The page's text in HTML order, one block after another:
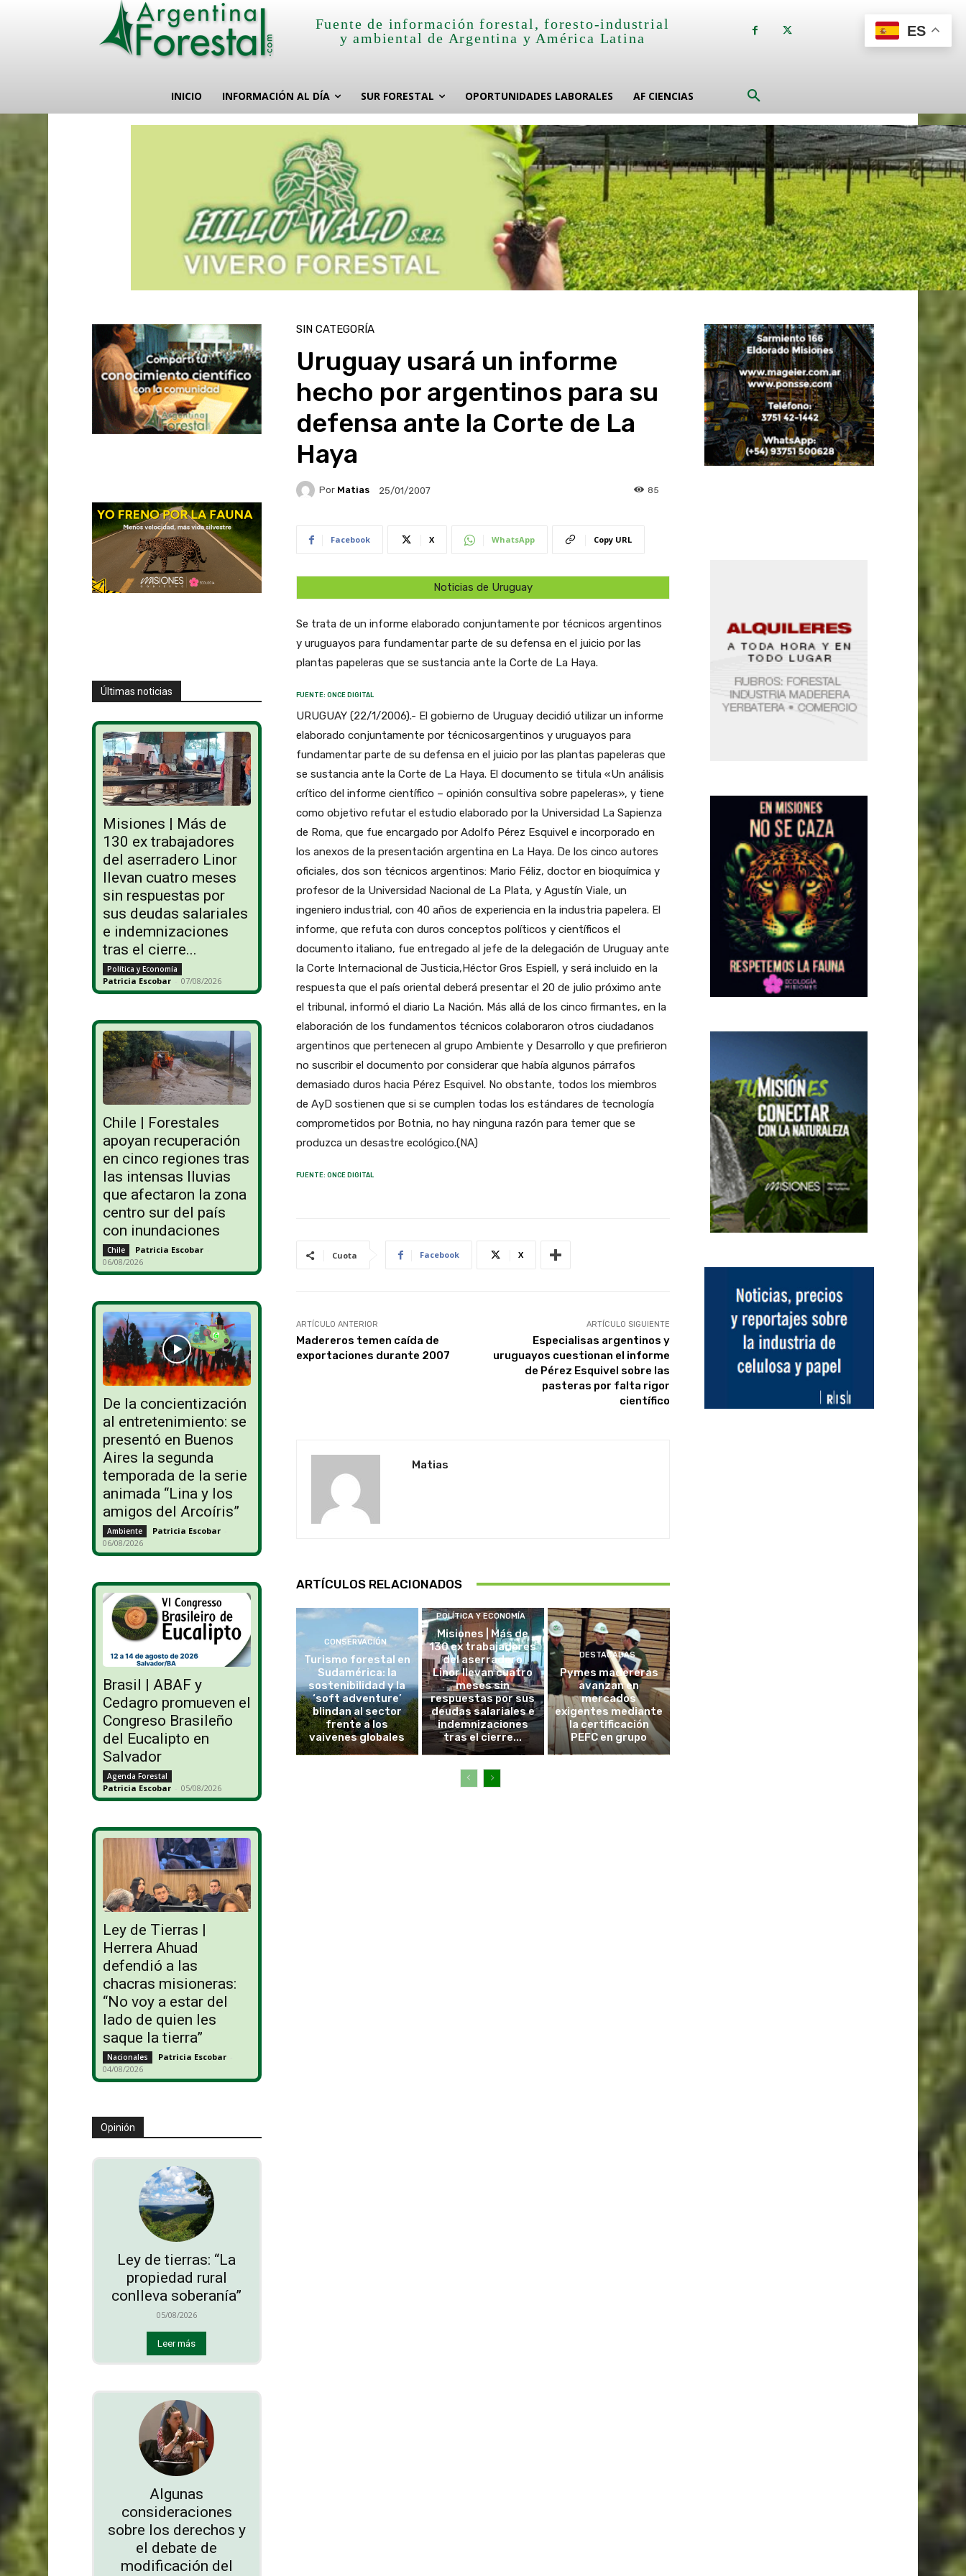
Fuente de información forestal, foresto-industrial
y ambiental de Argentina y América Latina
INICIO INFORMACIÓN AL DÍA SUR FORESTAL OPORTUNIDADES LABORALES AF CIENCIAS
Últimas noticias
Misiones | Más de
130 ex trabajadores
del aserradero Linor
llevan cuatro meses
sin respuestas por
sus deudas salariales
e indemnizaciones
tras el cierre...
Política y Economía
Patricia Escobar - 07/08/2026
Chile | Forestales
apoyan recuperación
en cinco regiones tras
las intensas lluvias
que afectaron la zona
centro sur del país
con inundaciones
Chile Patricia Escobar -
06/08/2026
De la concientización
al entretenimiento: se
presentó en Buenos
Aires la segunda
temporada de la serie
animada “Lina y los
amigos del Arcoíris”
Ambiente Patricia Escobar -
06/08/2026
Brasil | ABAF y
Cedagro promueven el
Congreso Brasileño
del Eucalipto en
Salvador
Agenda Forestal
Patricia Escobar - 05/08/2026
Ley de Tierras |
Herrera Ahuad
defendió a las
chacras misioneras:
“No voy a estar del
lado de quien les
saque la tierra”
Nacionales Patricia Escobar -
04/08/2026
Opinión
Ley de tierras: “La
propiedad rural
conlleva soberanía”
05/08/2026
Leer más
Algunas
consideraciones
sobre los derechos y
el debate de
modificación del
SIN CATEGORÍA
Uruguay usará un informe
hecho por argentinos para su
defensa ante la Corte de La
Haya
Por Matias 25/01/2007 85
Facebook X WhatsApp Copy URL
Noticias de Uruguay
Se trata de un informe elaborado conjuntamente por técnicos argentinos
y uruguayos para fundamentar parte de su defensa en el juicio por las
plantas papeleras que se sustancia ante la Corte de La Haya.
FUENTE: ONCE DIGITAL
URUGUAY (22/1/2006).- El gobierno de Uruguay decidió utilizar un informe
elaborado conjuntamente por técnicosargentinos y uruguayos para
fundamentar parte de su defensa en el juicio por las plantas papeleras que
se sustancia ante la Corte de La Haya. El documento se titula «Un análisis
crítico del informe científico – opinión consultiva sobre papeleras», y tiene
como objetivo refutar el estudio elaborado por la Universidad La Sapienza
de Roma, que fue encargado por Adolfo Pérez Esquivel e incorporado en
los anexos de la presentación argentina en La Haya. De los cinco autores
oficiales, dos son técnicos argentinos: Mario Féliz, doctor en bioquímica y
profesor de la Universidad Nacional de La Plata, y Agustín Viale, un
ingeniero industrial, con 40 años de experiencia en la industria papelera. El
informe, que refuta con duros conceptos políticos y científicos el
documento italiano, fue entregado al jefe de la delegación de Uruguay ante
la Corte Internacional de Justicia,Héctor Gros Espiell, y será incluido en la
respuesta que el país oriental deberá presentar el 20 de julio próximo ante
el tribunal, informó el diario La Nación. Más allá de los cinco firmantes, en la
elaboración de los fundamentos técnicos colaboraron otros ciudadanos
argentinos que pertenecen al grupo Ambiente y Desarrollo y que prefirieron
no suscribir el documento por considerar que había algunos párrafos
demasiado duros hacia Pérez Esquivel. No obstante, todos los miembros
de AyD sostienen que si se cumplen todas los estándares de tecnología
comprometidos por Botnia, no hay ninguna razón para temer que se
produzca un desastre ecológico.(NA)
FUENTE: ONCE DIGITAL
Cuota Facebook X
ARTÍCULO ANTERIOR
Madereros temen caída de
exportaciones durante 2007
ARTÍCULO SIGUIENTE
Especialisas argentinos y
uruguayos cuestionan el informe
de Pérez Esquivel sobre las
pasteras por falta rigor
científico
Matias
ARTÍCULOS RELACIONADOS
CONSERVACIÓN
Turismo forestal en
Sudamérica: la
sostenibilidad y la
‘soft adventure’
blindan al sector
frente a los
vaivenes globales
POLÍTICA Y ECONOMÍA
Misiones | Más de
130 ex trabajadores
del aserradero
Linor llevan cuatro
meses sin
respuestas por sus
deudas salariales e
indemnizaciones
tras el cierre...
DESTACADAS
Pymes madereras
avanzan en
mercados
exigentes mediante
la certificación
PEFC en grupo
ES